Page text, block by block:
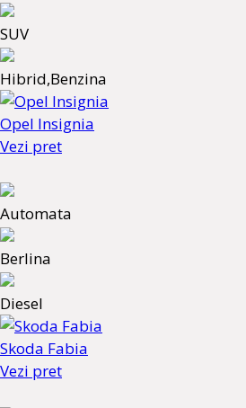
SUV
Hibrid,Benzina
Opel Insignia
Vezi pret
Automata
Berlina
Diesel
Skoda Fabia
Vezi pret